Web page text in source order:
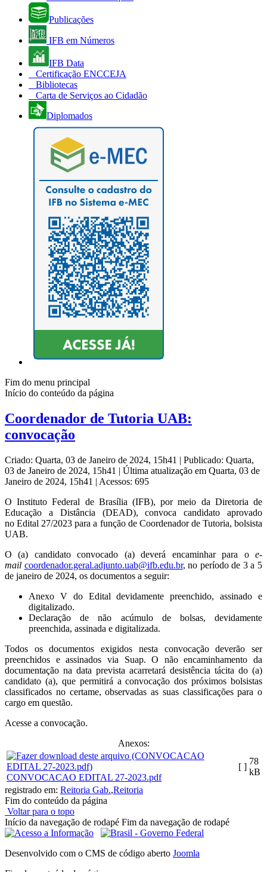
Publicações
IFB em Números
IFB Data
Certificação ENCCEJA
Bibliotecas
Carta de Serviços ao Cidadão
Diplomados
Fim do menu principal
Início do conteúdo da página
Coordenador de Tutoria UAB:
convocação
Criado: Quarta, 03 de Janeiro de 2024, 15h41 | Publicado: Quarta,
03 de Janeiro de 2024, 15h41 | Última atualização em Quarta, 03 de
Janeiro de 2024, 15h41 | Acessos: 695
O Instituto Federal de Brasília (IFB), por meio da Diretoria de
Educação a Distância (DEAD), convoca candidato aprovado
no Edital 27/2023 para a função de Coordenador de Tutoria, bolsista
UAB.
O (a) candidato convocado (a) deverá encaminhar para o e-
mail coordenador.geral.adjunto.uab@ifb.edu.br, no período de 3 a 5
de janeiro de 2024, os documentos a seguir:
Anexo V do Edital devidamente preenchido, assinado e
digitalizado.
Declaração de não acúmulo de bolsas, devidamente
preenchida, assinada e digitalizada.
Todos os documentos exigidos nesta convocação deverão ser
preenchidos e assinados via Suap. O não encaminhamento da
documentação na data prevista acarretará desistência tácita do (a)
candidato (a), que permitirá a convocação dos próximos bolsistas
classificados no certame, observadas as suas classificações para o
cargo em questão.
Acesse a convocação.
Anexos:
CONVOCACAO EDITAL 27-2023.pdf
[ ]
78
kB
registrado em: Reitoria Gab.,Reitoria
Fim do conteúdo da página
Voltar para o topo
Início da navegação de rodapé Fim da navegação de rodapé
Desenvolvido com o CMS de código aberto Joomla